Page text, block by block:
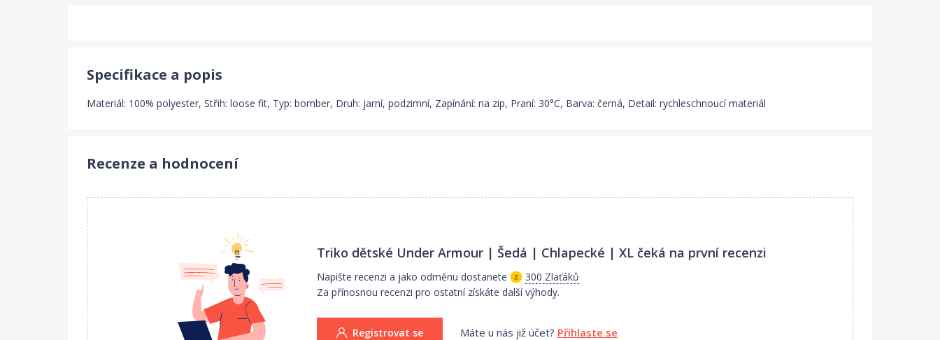
Specifikace a popis
Materiál: 100% polyester, Střih: loose fit, Typ: bomber, Druh: jarní, podzimní, Zapínání: na zip, Praní: 30°C, Barva: černá, Detail: rychleschnoucí materiál
Recenze a hodnocení
Triko dětské Under Armour | Šedá | Chlapecké | XL čeká na první recenzi
Napište recenzi a jako odměnu dostanete
300 Zlaťáků
Za přínosnou recenzi pro ostatní získáte další výhody.
Registrovat se Máte u nás již účet? Přihlaste se